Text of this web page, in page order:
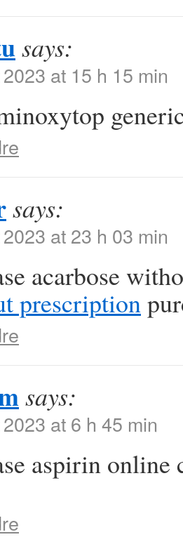
says:
at 15 h 15 min
says:
at 23 h 03 min
acarbose
prescription
says:
at 6 h 45 min
aspirin online